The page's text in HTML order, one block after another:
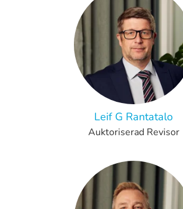
Leif G Rantatalo
Auktoriserad Revisor